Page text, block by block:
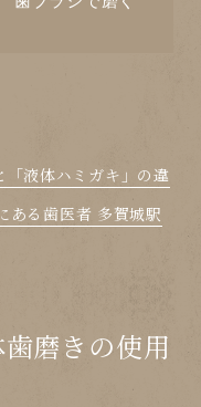
液体ハミガキ」の違
ある歯医者 多賀城駅
磨きの使用